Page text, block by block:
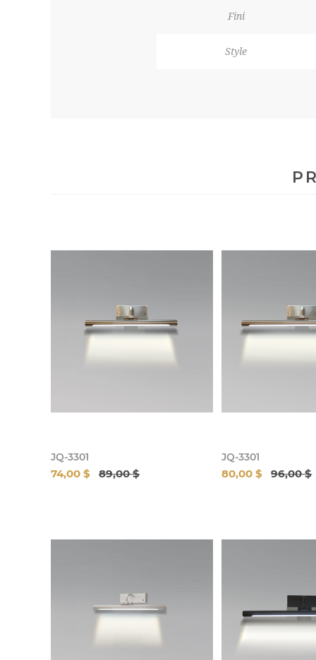
Fini
Style
JQ-3301
74,00 $ 89,00 $
JQ-3301
80,00 $ 96,00 $